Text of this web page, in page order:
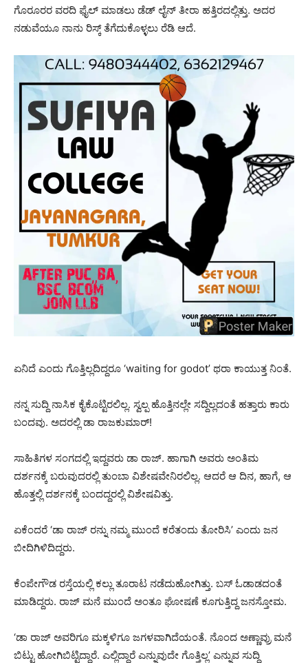
ಗೊರೂರರ ವರದಿ ಫೈಲ್ ಮಾಡಲು ಡೆಡ್ ಲೈನ್ ತೀರಾ ಹತ್ತಿರದಲ್ಲಿತ್ತು. ಅದರ
ನಡುವೆಯೂ ನಾನು ರಿಸ್ಕ್ ತೆಗೆದುಕೊಳ್ಳಲು ರೆಡಿ ಆದೆ.
ಏನಿದೆ ಎಂದು ಗೊತ್ತಿಲ್ಲದಿದ್ದರೂ ‘waiting for godot’ ಥರಾ ಕಾಯುತ್ತ ನಿಂತೆ.
ನನ್ನ ಸುದ್ದಿ ನಾಸಿಕ ಕೈಕೊಟ್ಟಿರಲಿಲ್ಲ. ಸ್ವಲ್ಪ ಹೊತ್ತಿನಲ್ಲೇ ಸದ್ದಿಲ್ಲದಂತೆ ಹತ್ತಾರು ಕಾರು
ಬಂದವು. ಅದರಲ್ಲಿ ಡಾ ರಾಜಕುಮಾರ್!
ಸಾಹಿತಿಗಳ ಸಂಗದಲ್ಲಿ ಇದ್ದವರು ಡಾ ರಾಜ್. ಹಾಗಾಗಿ ಅವರು ಅಂತಿಮ
ದರ್ಶನಕ್ಕೆ ಬರುವುದರಲ್ಲಿ ತುಂಬಾ ವಿಶೇಷವೇನಿರಲಿಲ್ಲ. ಆದರೆ ಆ ದಿನ, ಹಾಗೆ, ಆ
ಹೊತ್ತಲ್ಲಿ ದರ್ಶನಕ್ಕೆ ಬಂದದ್ದರಲ್ಲಿ ವಿಶೇಷವಿತ್ತು.
ಏಕೆಂದರೆ ‘ಡಾ ರಾಜ್ ರನ್ನು ನಮ್ಮ ಮುಂದೆ ಕರೆತಂದು ತೋರಿಸಿ’ ಎಂದು ಜನ
ಬೀದಿಗಿಳಿದಿದ್ದರು.
ಕೆಂಪೇಗೌಡ ರಸ್ತೆಯಲ್ಲಿ ಕಲ್ಲು ತೂರಾಟ ನಡೆದುಹೋಗಿತ್ತು. ಬಸ್ ಓಡಾಡದಂತೆ
ಮಾಡಿದ್ದರು. ರಾಜ್ ಮನೆ ಮುಂದೆ ಅಂತೂ ಘೋಷಣೆ ಕೂಗುತ್ತಿದ್ದ ಜನಸ್ತೋಮ.
‘ಡಾ ರಾಜ್ ಅವರಿಗೂ ಮಕ್ಕಳಿಗೂ ಜಗಳವಾಗಿದೆಯಂತೆ. ನೊಂದ ಅಣ್ಣಾವ್ರು ಮನೆ
ಬಿಟ್ಟು ಹೋಗಿಬಿಟ್ಟಿದ್ದಾರೆ. ಎಲ್ಲಿದ್ದಾರೆ ಎನ್ನುವುದೇ ಗೊತ್ತಿಲ್ಲ’ ಎನ್ನುವ ಸುದ್ದಿ